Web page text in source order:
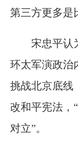
第三方更多是
宋忠平认
环太军演政治
挑战北京底线
改和平宪法，
对立”。